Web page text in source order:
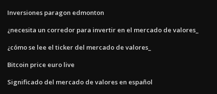
Inversiones paragon edmonton
¿necesita un corredor para invertir en el mercado de valores_
¿cómo se lee el ticker del mercado de valores_
Bitcoin price euro live
Significado del mercado de valores en español